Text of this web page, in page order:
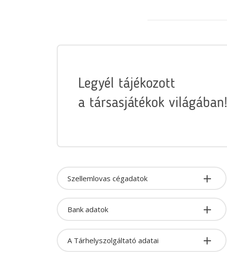
Legyél tájékozott
a társasjátékok világában!
Szellemlovas cégadatok
Bank adatok
A Tárhelyszolgáltató adatai